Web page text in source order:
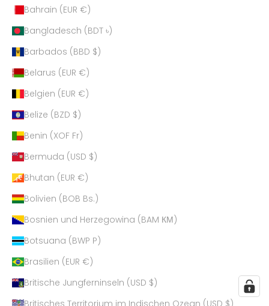
Bahrain (EUR €)
Bangladesch (BDT ৳)
Barbados (BBD $)
Belarus (EUR €)
Belgien (EUR €)
Belize (BZD $)
Benin (XOF Fr)
Bermuda (USD $)
Bhutan (EUR €)
Bolivien (BOB Bs.)
Bosnien und Herzegowina (BAM КМ)
Botsuana (BWP P)
Brasilien (EUR €)
Britische Jungferninseln (USD $)